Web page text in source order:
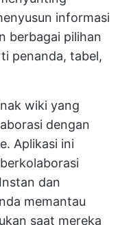
informasi
berbagai pilihan
penanda, tabel,
wiki yang
dengan
Aplikasi ini
dan
memantau
saat mereka